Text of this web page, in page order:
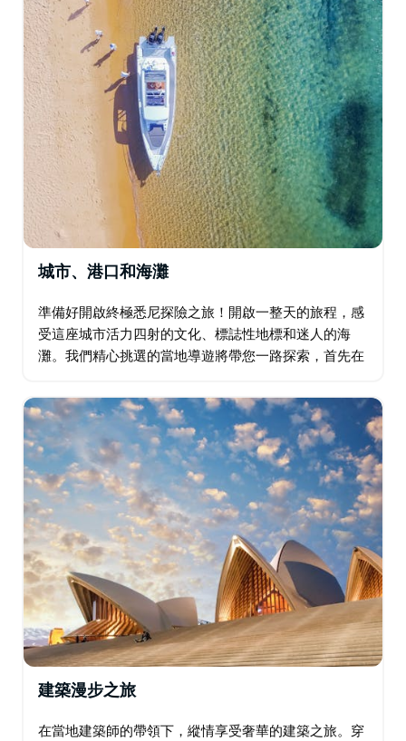
城市、港口和海灘
準備好開啟終極悉尼探險之旅！開啟一整天的旅程，感
受這座城市活力四射的文化、標誌性地標和迷人的海
灘。我們精心挑選的當地導遊將帶您一路探索，首先在
時尚的運動遊艇遊覽海港。邦迪海灘（Bondi…
建築漫步之旅
在當地建築師的帶領下，縱情享受奢華的建築之旅。穿